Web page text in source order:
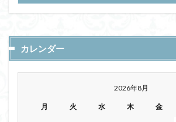
カレンダー
2026年8月
月 火 水 木 金